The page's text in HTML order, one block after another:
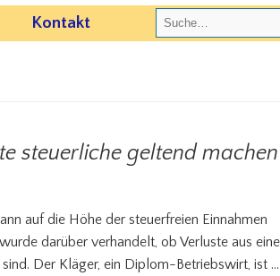
Kontakt
steuerliche geltend
auf die Höhe der steuerfreien Einnahmen
darüber verhandelt, ob Verluste aus
Der Kläger, ein Diplom-Betriebswirt, ist …